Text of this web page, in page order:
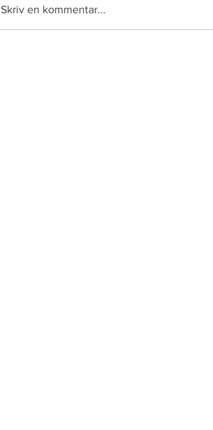
Skriv en kommentar...